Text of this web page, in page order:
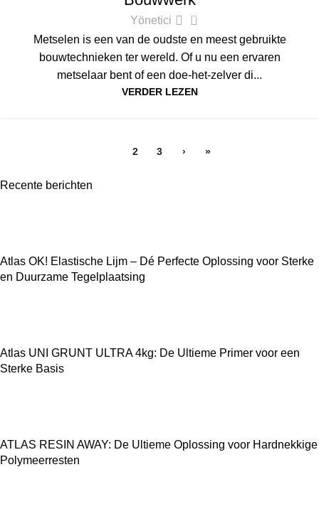
Yönetici 0
Metselen is een van de oudste en meest gebruikte
bouwtechnieken ter wereld. Of u nu een ervaren
metselaar bent of een doe-het-zelver di...
VERDER LEZEN
2 3 › »
Recente berichten
Atlas OK! Elastische Lijm – Dé Perfecte Oplossing voor Sterke
en Duurzame Tegelplaatsing
Atlas UNI GRUNT ULTRA 4kg: De Ultieme Primer voor een
Sterke Basis
ATLAS RESIN AWAY: De Ultieme Oplossing voor Hardnekkige
Polymeerresten